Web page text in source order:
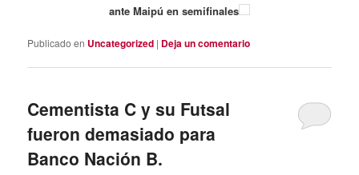
ante Maipú en semifinales
Publicado en Uncategorized | Deja un comentario
Cementista C y su Futsal
fueron demasiado para
Banco Nación B.